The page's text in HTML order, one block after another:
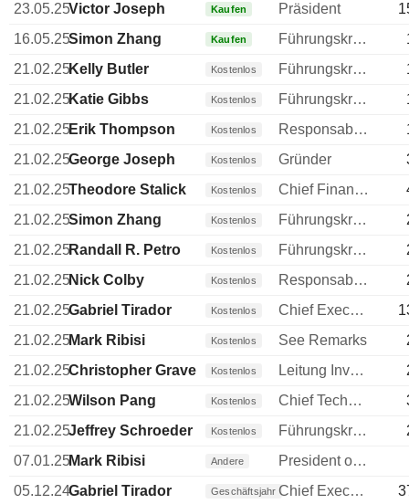
23.05.25Victor Joseph Kaufen Präsident
16.05.25Simon Zhang Kaufen Führungskraft / leitender Angestellter
21.02.25Kelly Butler Kostenlos Führungskraft / leitender Angestellter
21.02.25Katie Gibbs Kostenlos Führungskraft / leitender Angestellter
21.02.25Erik Thompson Kostenlos Responsable ventes & marketing
21.02.25George Joseph Kostenlos Gründer
21.02.25Theodore Stalick Kostenlos Chief Financial Officer (CFO)
21.02.25Simon Zhang Kostenlos Führungskraft / leitender Angestellter
21.02.25Randall R. Petro Kostenlos Führungskraft / leitender Angestellter
21.02.25Nick Colby Kostenlos Responsable ventes & marketing
21.02.25Gabriel Tirador Kostenlos Chief Executive Officer (CEO)
21.02.25Mark Ribisi Kostenlos See Remarks
21.02.25Christopher Graves Kostenlos Leitung Investments
21.02.25Wilson Pang Kostenlos Chief Technology Officer (CTO)
21.02.25Jeffrey Schroeder Kostenlos Führungskraft / leitender Angestellter
07.01.25Mark Ribisi Andere
President of AIS subsidiary
05.12.24Gabriel Tirador Geschäftsjahr Chief Executive Officer (CEO)